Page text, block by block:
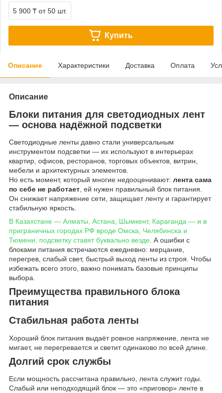
5 900 ₸ от 50 шт.
Купить
Описание Характеристики Доставка Оплата
Описание
Блоки питания для светодиодных лент
— основа надёжной подсветки
Светодиодные ленты давно стали универсальным
инструментом подсветки — их используют в интерьерах
квартир, офисов, ресторанов, торговых объектов, витрин,
мебели и архитектурных элементов.
Но есть момент, который многие недооценивают: лента сама
по себе не работает, ей нужен правильный блок питания.
Он снижает напряжение сети, защищает ленту и гарантирует
стабильную яркость.
В Казахстане — Алматы, Астана, Шымкент, Караганда — и в
приграничных городах РФ вроде Омска, Челябинска и
Тюмени, подсветку ставят буквально везде. А ошибки с
блоками питания встречаются ежедневно: мерцание,
перегрев, слабый свет, быстрый выход ленты из строя. Чтобы
избежать всего этого, важно понимать базовые принципы
выбора.
Преимущества правильного блока
питания
Стабильная работа ленты
Хороший блок питания выдаёт ровное напряжение, лента не
мигает, не перегревается и светит одинаково по всей длине.
Долгий срок службы
Если мощность рассчитана правильно, лента служит годы.
Слабый или неподходящий блок — это «приговор» ленте в